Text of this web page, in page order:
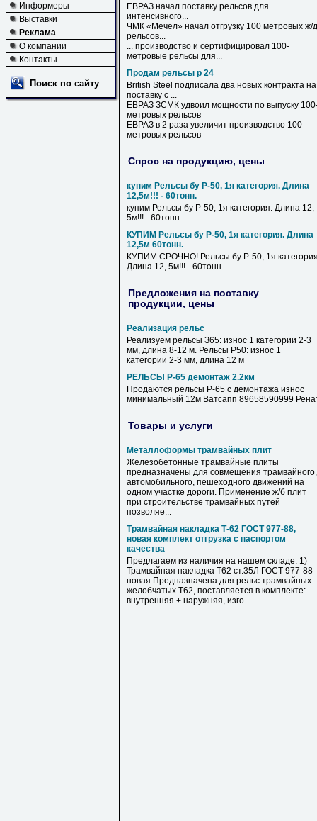
Информеры
Выставки
Реклама
О компании
Контакты
Поиск по сайту
ЕВРАЗ начал поставку рельсов для
интенсивного...
ЧМК «Мечел» начал отгрузку 100 метровых ж/д
рельсов...
... производство и сертифицировал 100-
метровые рельсы для...
Продам рельсы р 24
British Steel подписала два новых контракта на
поставку с ...
ЕВРАЗ ЗСМК удвоил мощности по выпуску
метровых рельсов
ЕВРАЗ в 2 раза увеличит производство 100-
метровых рельсов
Спрос на продукцию, цены
купим Рельсы бу Р-50, 1я категория. Длина
12,5м!!! - 60тонн.
купим Рельсы бу Р-50, 1я категория. Длина 12,
5м!!! - 60тонн.
КУПИМ Рельсы бу Р-50, 1я категория. Длина
12,5м 60тонн.
КУПИМ СРОЧНО! Рельсы бу Р-50, 1я
Длина 12, 5м!!! - 60тонн.
Предложения на поставку
продукции, цены
Реализация рельс
Реализуем рельсы З65: износ 1 категории 2-3
мм, длина 8-12 м. Рельсы Р50: износ 1
категории 2-3 мм, длина 12 м
РЕЛЬСЫ Р-65 демонтаж 2.2км
Продаются рельсы Р-65 с демонтажа износ
минимальный 12м Ватсапп 89658590999
Товары и услуги
Металлоформы трамвайных плит
Железобетонные трамвайные плиты
предназначены для совмещения трамвайного,
автомобильного, пешеходного движений на
одном участке дороги. Применение ж/б плит
при строительстве трамвайных путей
позволяе...
Трамвайная накладка Т-62 ГОСТ 977-88,
новая комплект отгрузка с паспортом
качества
Предлагаем из наличия на нашем складе: 1)
Трамвайная накладка Т62 ст.35Л ГОСТ 977-88
новая Предназначена для рельс трамвайных
желобчатых Т62, поставляется в комплекте:
внутренняя + наружняя, изго...